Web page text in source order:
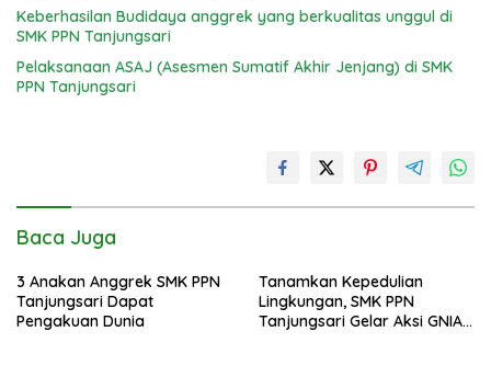
Keberhasilan Budidaya anggrek yang berkualitas unggul di
SMK PPN Tanjungsari
Pelaksanaan ASAJ (Asesmen Sumatif Akhir Jenjang) di SMK
PPN Tanjungsari
Baca Juga
3 Anakan Anggrek SMK PPN
Tanjungsari Dapat
Pengakuan Dunia
Tanamkan Kepedulian
Lingkungan, SMK PPN
Tanjungsari Gelar Aksi GNIA